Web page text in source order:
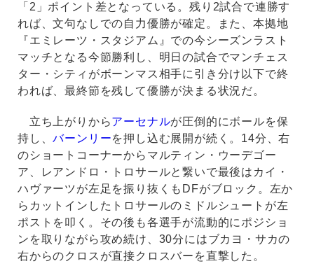
「2」ポイント差となっている。残り2試合で連勝す
れば、文句なしでの自力優勝が確定。また、本拠地
『エミレーツ・スタジアム』での今シーズンラスト
マッチとなる今節勝利し、明日の試合でマンチェス
ター・シティがボーンマス相手に引き分け以下で終
われば、最終節を残して優勝が決まる状況だ。
立ち上がりからアーセナルが圧倒的にボールを保
持し、バーンリーを押し込む展開が続く。14分、右
のショートコーナーからマルティン・ウーデゴー
ア、レアンドロ・トロサールと繋いで最後はカイ・
ハヴァーツが左足を振り抜くもDFがブロック。左か
らカットインしたトロサールのミドルシュートが左
ポストを叩く。その後も各選手が流動的にポジショ
ンを取りながら攻め続け、30分にはブカヨ・サカの
右からのクロスが直接クロスバーを直撃した。